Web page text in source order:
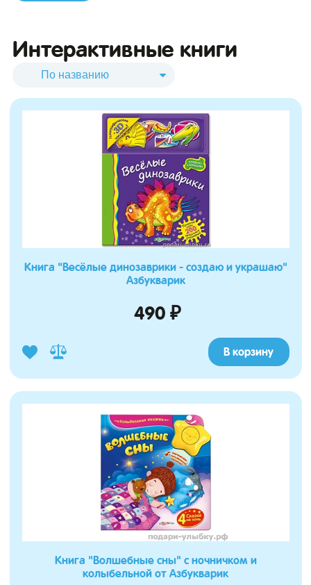
Интерактивные книги
Книга "Весёлые динозаврики - создаю и украшаю"
Азбукварик
490 ₽
В корзину
Книга "Волшебные сны" с ночничком и
колыбельной от Азбукварик